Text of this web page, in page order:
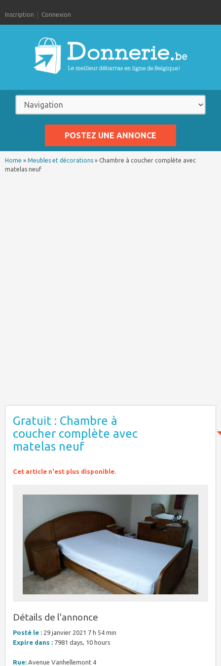
Inscription Connexion
POSTEZ UNE ANNONCE
Home » Meubles et décorations » Chambre à coucher complète avec
matelas neuf
Gratuit : Chambre à
coucher complète avec
matelas neuf
Cet article n'est plus disponible.
Détails de l'annonce
Posté le : 29 janvier 2021 7 h 54 min
Expire dans : 7981 days, 10 hours
Rue: Avenue Vanhellemont 4